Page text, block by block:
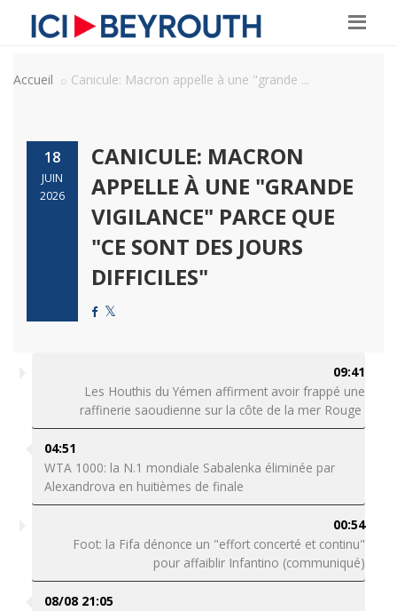
Accueil Canicule: Macron appelle à une "grande ...
18
JUIN
2026
CANICULE: MACRON
APPELLE À UNE "GRANDE
VIGILANCE" PARCE QUE
"CE SONT DES JOURS
DIFFICILES"
09:41
Les Houthis du Yémen affirment avoir frappé une
raffinerie saoudienne sur la côte de la mer Rouge
04:51
WTA 1000: la N.1 mondiale Sabalenka éliminée par
Alexandrova en huitièmes de finale
00:54
Foot: la Fifa dénonce un "effort concerté et continu"
pour affaiblir Infantino (communiqué)
08/08 21:05